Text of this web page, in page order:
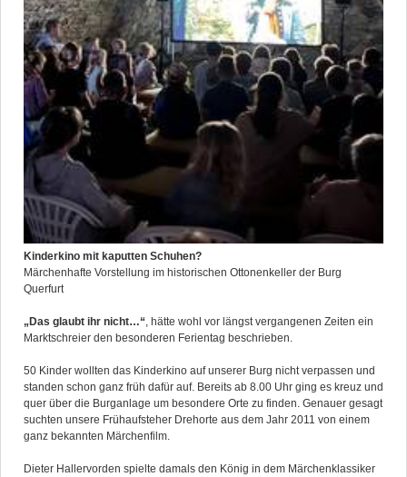
Kinderkino mit kaputten Schuhen?
Märchenhafte Vorstellung im historischen Ottonenkeller der Burg
Querfurt
„Das glaubt ihr nicht…“ , hätte wohl vor längst vergangenen Zeiten ein
Marktschreier den besonderen Ferientag beschrieben.
50 Kinder wollten das Kinderkino auf unserer Burg nicht verpassen und
standen schon ganz früh dafür auf. Bereits ab 8.00 Uhr ging es kreuz und
quer über die Burganlage um besondere Orte zu finden. Genauer gesagt
suchten unsere Frühaufsteher Drehorte aus dem Jahr 2011 von einem
ganz bekannten Märchenfilm.
Dieter Hallervorden spielte damals den König in dem Märchenklassiker